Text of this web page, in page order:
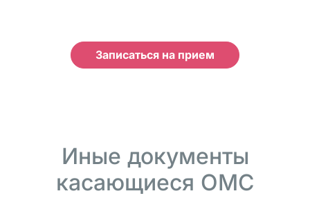
Записаться на прием
Иные документы
касающиеся ОМС